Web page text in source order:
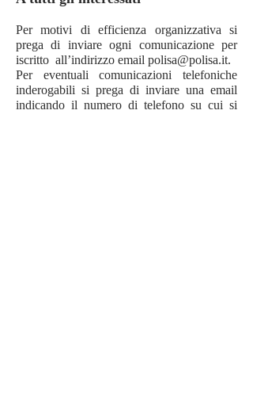
Per motivi di efficienza organizzativa si
prega di inviare ogni comunicazione per
iscritto all’indirizzo email polisa@polisa.it.
Per eventuali comunicazioni telefoniche
inderogabili si prega di inviare una email
indicando il numero di telefono su cui si